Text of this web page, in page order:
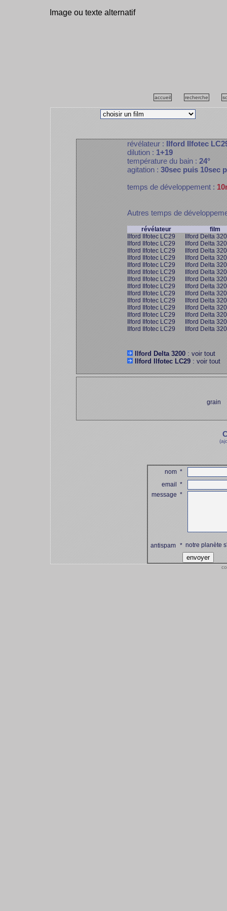
Image ou texte alternatif
accueil recherche
révélateur :Ilford Ilfotec
dilution :1+19
température du bain :24°
agitation :30sec puis 10sec
temps de développement :
Autres temps de
révélateur
film
Ilford Ilfotec LC29
Ilford Delta
Ilford Ilfotec LC29
Ilford Delta
Ilford Ilfotec LC29
Ilford Delta
Ilford Ilfotec LC29
Ilford Delta
Ilford Ilfotec LC29
Ilford Delta
Ilford Ilfotec LC29
Ilford Delta
Ilford Ilfotec LC29
Ilford Delta
Ilford Ilfotec LC29
Ilford Delta
Ilford Ilfotec LC29
Ilford Delta
Ilford Ilfotec LC29
Ilford Delta
Ilford Ilfotec LC29
Ilford Delta
Ilford Ilfotec LC29
Ilford Delta
Ilford Ilfotec LC29
Ilford Delta
Ilford Ilfotec LC29
Ilford Delta
Ilford Delta 3200: voir tout
Ilford Ilfotec LC29: voir tout
grain
nom*
email*
message*
antispam *notre planète